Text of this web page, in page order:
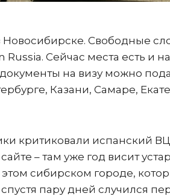
Свободные
Сейчас места есть и
на визу можно
Казани, Самаре,
критиковали испанский ВЦ
– там уже год висит
сибирском городе,
пару дней случился